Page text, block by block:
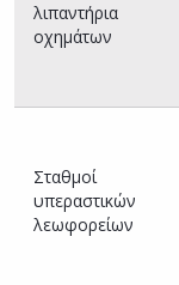
λιπαντήρια
οχημάτων
Σταθμοί
υπεραστικών
λεωφορείων